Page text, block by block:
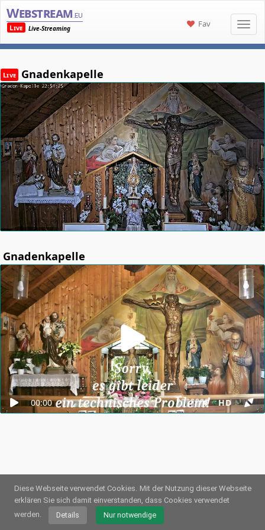
Webstream .eu
Live
Live-Streaming Fav
Diese Webseite verwendet Cookies. Mit der Nutzung dieser Webseite
erklären Sie sich damit einverstanden, dass Cookies verwendet
werden.
Details Nur notwendige
Live Gnadenkapelle
Gnadenkapelle
00:00 HD
© 2026 Webstream.eu•Impressum• Datenschutz Cookies •
Nutzungsbedingungen
Englisch Spanisch Automatisch